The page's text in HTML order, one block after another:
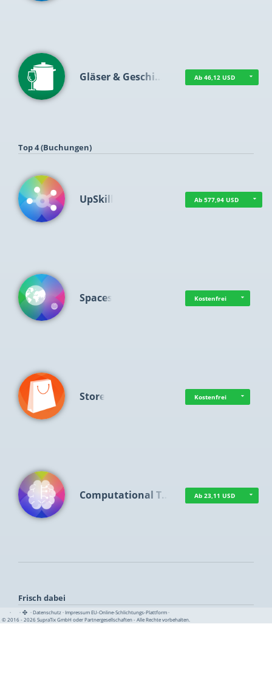
Gläser & Geschi… Ab 46,12 USD
Top 4 (Buchungen)
UpSkill Ab 577,94 USD
Spaces Kostenfrei
Store Kostenfrei
Computational T… Ab 23,11 USD
Frisch dabei
· · ·Datenschutz·Impressum EU-Online-Schlichtungs-Plattform·
© 2016 - 2026 SupraTix GmbH oder Partnergesellschaften - Alle Rechte vorbehalten.